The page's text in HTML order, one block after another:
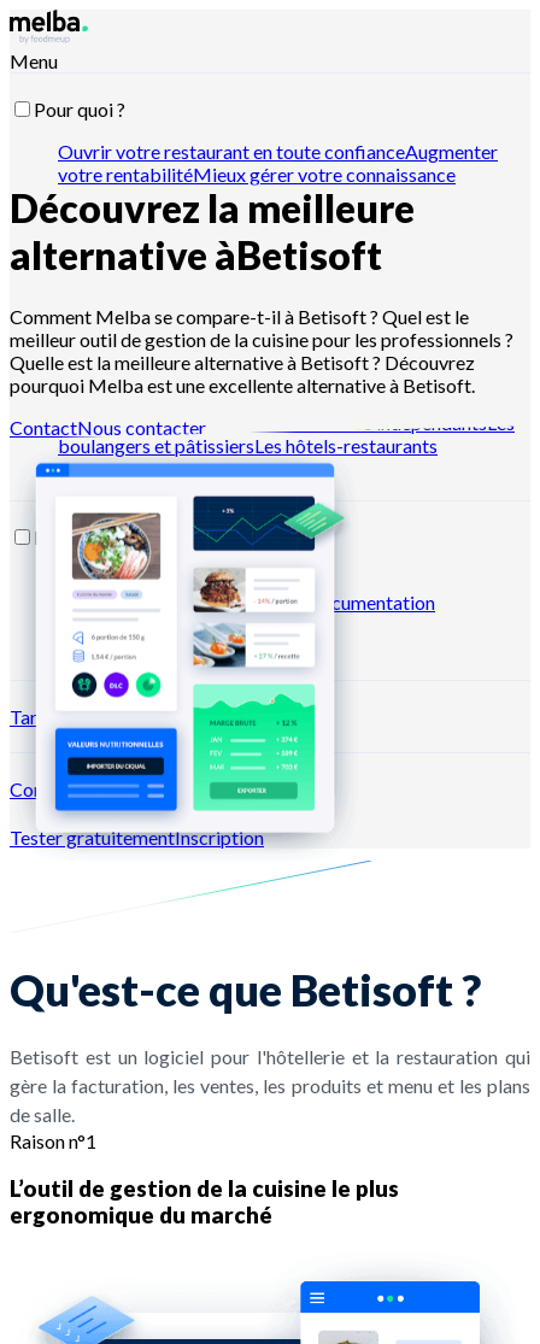
Menu
Pour quoi ?
Ouvrir votre restaurant en toute confianceAugmenter
votre rentabilitéMieux gérer votre connaissance
recetteOptimiser vos stocks et inventairesPasser vos
commandes fournisseurOrganiser votre production
l'hygiène et la traçabilitéPiloter vos devis et ventes
avec Claude, ChatGPT ou API
Pour qui ?
Les chaînes de restaurantsLes cuisines centralesLes dark
kitchensLes traiteurs Les restaurateurs indépendantsLes
boulangers et pâtissiersLes hôtels-restaurants
Ressources
BlogCentre d'aideBusiness
caseMarketplaceNewsletters
Documentation
APIDocumentation MCP
Tarifs
Connexion →
Tester gratuitementInscription
Découvrez la meilleure
alternative àBetisoft
Comment Melba se compare-t-il à Betisoft ? Quel est le
meilleur outil de gestion de la cuisine pour les professionnels ?
Quelle est la meilleure alternative à Betisoft ? Découvrez
pourquoi Melba est une excellente alternative à Betisoft.
ContactNous contacter
Qu'est-ce que Betisoft ?
Betisoft est un logiciel pour l'hôtellerie et la restauration qui
gère la facturation, les ventes, les produits et menu et les plans
de salle.
Raison n°1
L’outil de gestion de la cuisine le plus
ergonomique du marché